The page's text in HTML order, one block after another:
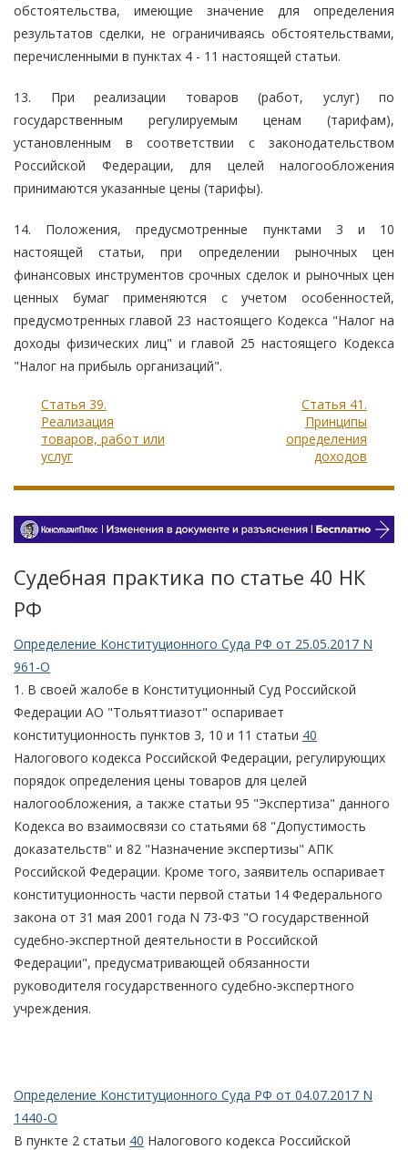
обстоятельства, имеющие значение для определения
результатов сделки, не ограничиваясь обстоятельствами,
перечисленными в пунктах 4 - 11 настоящей статьи.
13. При реализации товаров (работ, услуг) по
государственным регулируемым ценам (тарифам),
установленным в соответствии с законодательством
Российской Федерации, для целей налогообложения
принимаются указанные цены (тарифы).
14. Положения, предусмотренные пунктами 3 и 10
настоящей статьи, при определении рыночных цен
финансовых инструментов срочных сделок и рыночных цен
ценных бумаг применяются с учетом особенностей,
предусмотренных главой 23 настоящего Кодекса "Налог на
доходы физических лиц" и главой 25 настоящего Кодекса
"Налог на прибыль организаций".
Статья 39.
Реализация
товаров, работ или
услуг
Статья 41.
Принципы
определения
доходов
Судебная практика по статье 40 НК
РФ
Определение Конституционного Суда РФ от 25.05.2017 N
961-О
1. В своей жалобе в Конституционный Суд Российской
Федерации АО "Тольяттиазот" оспаривает
конституционность пунктов 3, 10 и 11 статьи 40
Налогового кодекса Российской Федерации, регулирующих
порядок определения цены товаров для целей
налогообложения, а также статьи 95 "Экспертиза" данного
Кодекса во взаимосвязи со статьями 68 "Допустимость
доказательств" и 82 "Назначение экспертизы" АПК
Российской Федерации. Кроме того, заявитель оспаривает
конституционность части первой статьи 14 Федерального
закона от 31 мая 2001 года N 73-ФЗ "О государственной
судебно-экспертной деятельности в Российской
Федерации", предусматривающей обязанности
руководителя государственного судебно-экспертного
учреждения.
Определение Конституционного Суда РФ от 04.07.2017 N
1440-О
В пункте 2 статьи 40 Налогового кодекса Российской